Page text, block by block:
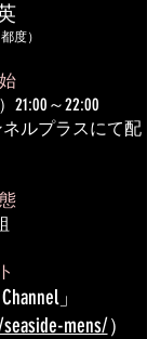
度）
21:00～22:00
ルプラスにて配
ト
」
mens/）